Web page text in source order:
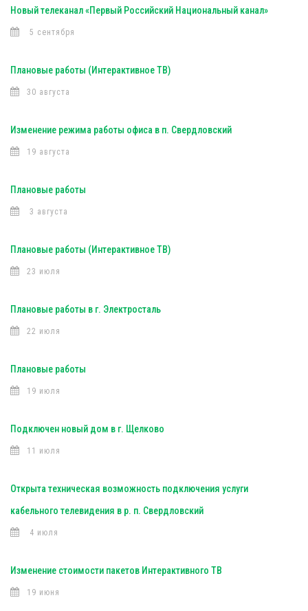
Новый телеканал «Первый Российский Национальный канал»
5 сентября
Плановые работы (Интерактивное ТВ)
30 августа
Изменение режима работы офиса в п. Свердловский
19 августа
Плановые работы
3 августа
Плановые работы (Интерактивное ТВ)
23 июля
Плановые работы в г. Электросталь
22 июля
Плановые работы
19 июля
Подключен новый дом в г. Щелково
11 июля
Открыта техническая возможность подключения услуги
кабельного телевидения в р. п. Свердловский
4 июля
Изменение стоимости пакетов Интерактивного ТВ
19 июня